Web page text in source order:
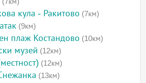
кула - Ракитово (7км)
(9км)
плаж Костандово (10км)
музей (12км)
(12км)
(13км)